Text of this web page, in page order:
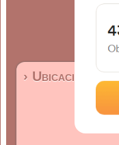
› Ubicación del